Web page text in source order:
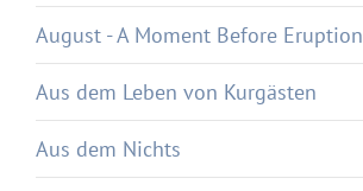
August - A Moment Before Eruption
Aus dem Leben von Kurgästen
Aus dem Nichts